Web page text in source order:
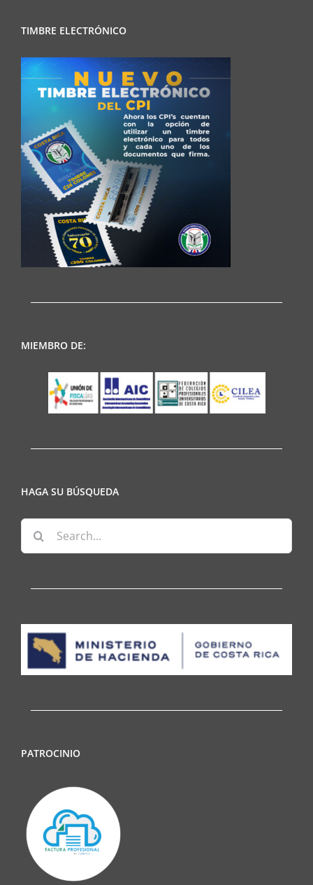
TIMBRE ELECTRÓNICO
MIEMBRO DE:
HAGA SU BÚSQUEDA
Search
for:
PATROCINIO